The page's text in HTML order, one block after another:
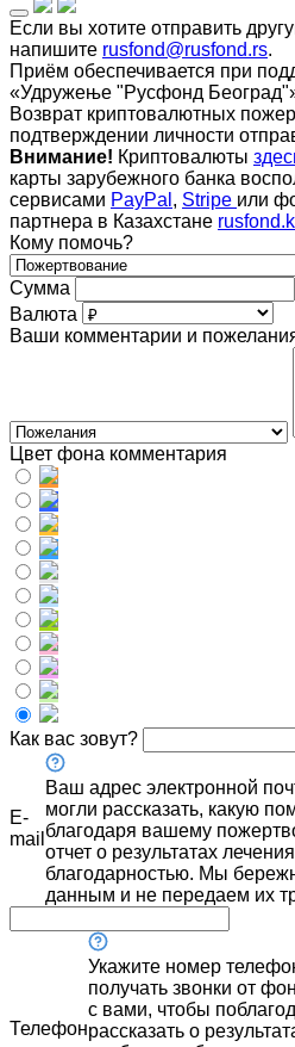
Если вы хотите отправить
напишите rusfond@rusfond.rs.
Приём обеспечивается при
«Удружење "Русфонд
Возврат криптовалютных
подтверждении личности
Внимание! Криптовалюты
карты зарубежного банка
сервисами PayPal , Stripe или
партнера в Казахстане
Кому помочь?
Сумма
Валюта
Ваши комментарии и
Цвет фона комментария
Как вас зовут?
E-
mail
Ваш адрес электронной
могли рассказать, какую
благодаря вашему
отчет о результатах
благодарностью. Мы
данным и не передаем их
Телефон
Укажите номер
получать звонки от
с вами, чтобы
рассказать о